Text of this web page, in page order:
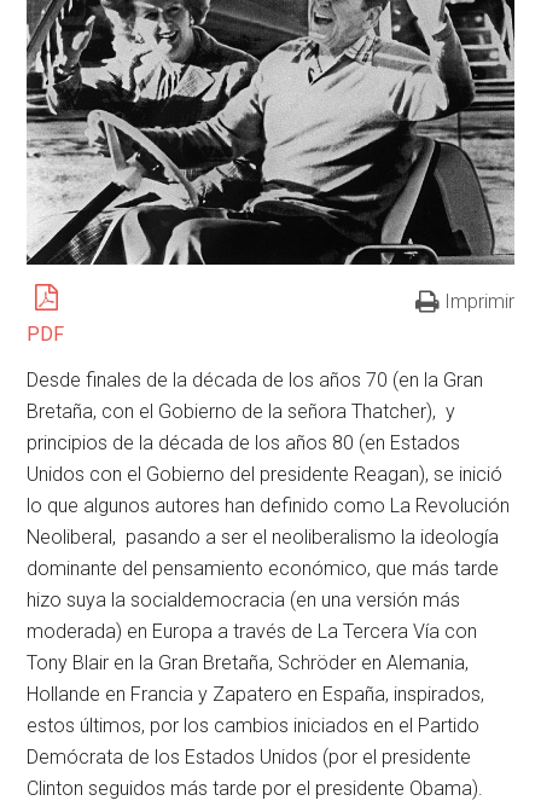
PDF
Imprimir
Desde finales de la década de los años 70 (en la Gran
Bretaña, con el Gobierno de la señora Thatcher), y
principios de la década de los años 80 (en Estados
Unidos con el Gobierno del presidente Reagan), se inició
lo que algunos autores han definido como La Revolución
Neoliberal, pasando a ser el neoliberalismo la ideología
dominante del pensamiento económico, que más tarde
hizo suya la socialdemocracia (en una versión más
moderada) en Europa a través de La Tercera Vía con
Tony Blair en la Gran Bretaña, Schröder en Alemania,
Hollande en Francia y Zapatero en España, inspirados,
estos últimos, por los cambios iniciados en el Partido
Demócrata de los Estados Unidos (por el presidente
Clinton seguidos más tarde por el presidente Obama).